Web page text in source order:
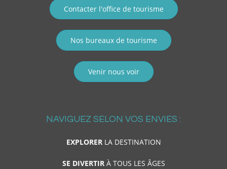
Contacter l'office de tourisme
Nos bureaux de tourisme
Venir nous voir
NAVIGUEZ SELON VOS ENVIES :
EXPLORERLA DESTINATION
SE DIVERTIRÀ TOUS LES ÂGES